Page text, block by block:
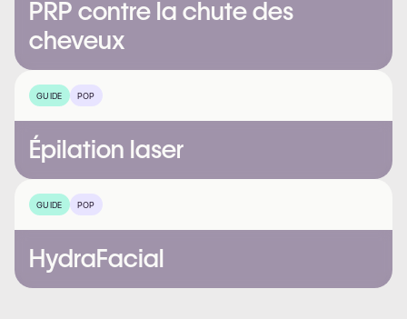
PRP contre la chute des
cheveux
GUIDE POP
Épilation laser
GUIDE POP
HydraFacial